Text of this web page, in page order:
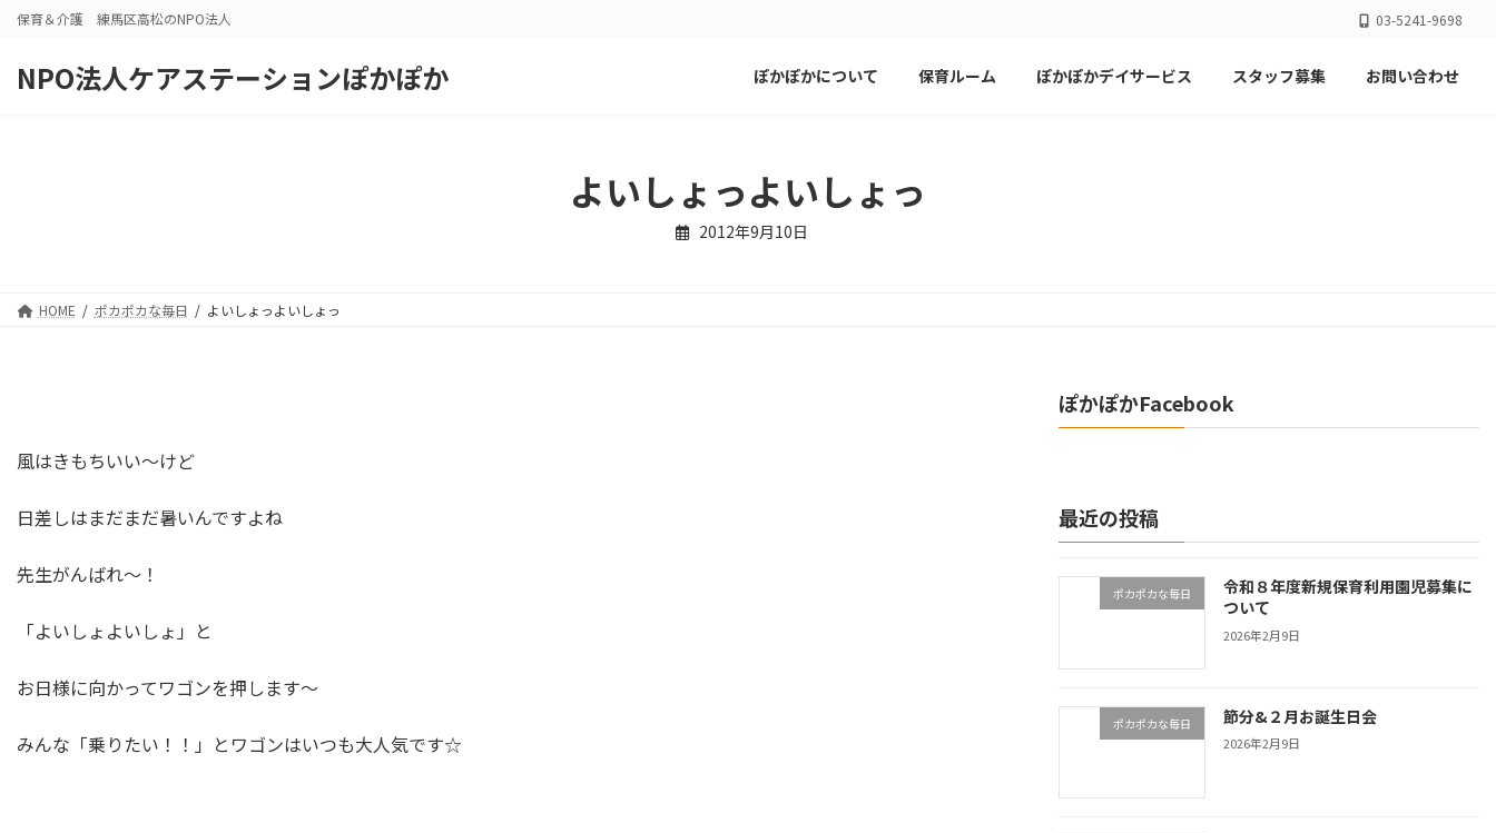
保育＆介護 練馬区高松のNPO法人 03-5241-9698
NPO法人ケアステーションぽかぽか ぽかぽかについて 保育ルーム ぽかぽかデイサービス スタッフ募集 お問い合わせ
よいしょっよいしょっ
2012年9月10日
HOME ポカポカな毎日 よいしょっよいしょっ
風はきもちいい～けど
日差しはまだまだ暑いんですよね
先生がんばれ～！
「よいしょよいしょ」と
お日様に向かってワゴンを押します～
みんな「乗りたい！！」とワゴンはいつも大人気です☆
ぽかぽかFacebook
最近の投稿
ポカポカな毎日
令和８年度新規保育利用園児募集に
ついて
2026年2月9日
ポカポカな毎日 節分&２月お誕生日会
2026年2月9日